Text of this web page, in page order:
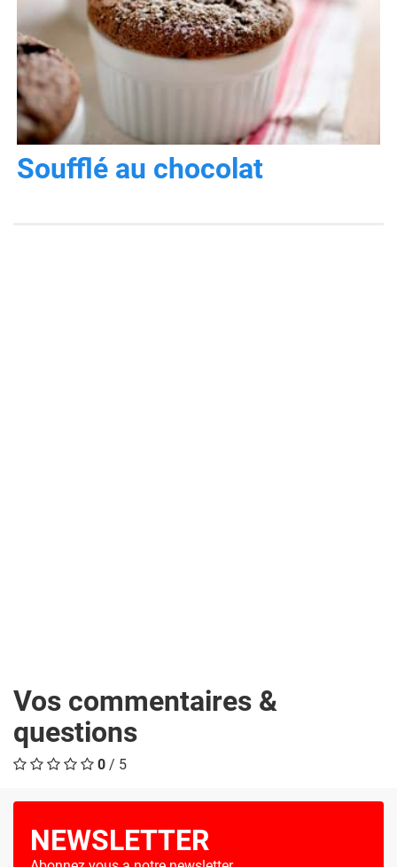
Soufflé au chocolat
Vos commentaires &
questions
0 / 5
NEWSLETTER